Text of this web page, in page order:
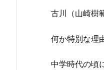
古川（山崎樹
何か特別な理
中学時代の頃